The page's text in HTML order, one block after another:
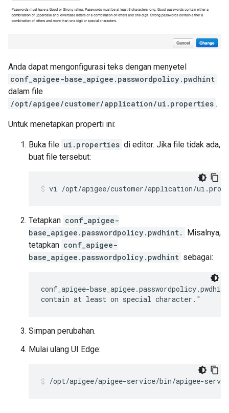
Anda dapat mengonfigurasi teks dengan menyetel
conf_apigee-base_apigee.passwordpolicy.pwdhint
dalam file
/opt/apigee/customer/application/ui.properties .
Untuk menetapkan properti ini:
Buka file ui.properties di editor. Jika file tidak ada,
buat file tersebut:
vi /opt/apigee/customer/application/
Tetapkan conf_apigee-
base_apigee.passwordpolicy.pwdhint.
Misalnya,
tetapkan conf_apigee-
base_apigee.passwordpolicy.pwdhint sebagai:
conf_apigee-
contain at least on special character."
Simpan perubahan.
Mulai ulang UI Edge:
/opt/apigee/apigee-service/bin/apigee-